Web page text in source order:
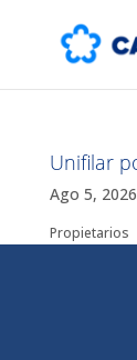
Unifilar
Ago 5, 2026
Propietarios